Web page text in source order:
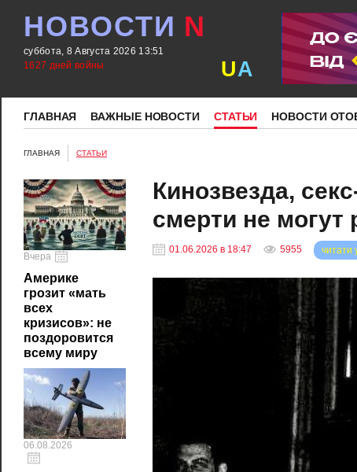
НОВОСТИ N
суббота, 8 Августа 2026 13:51
1627 дней войны
UA
ГЛАВНАЯ ВАЖНЫЕ НОВОСТИ СТАТЬИ НОВОСТИ
ГЛАВНАЯ СТАТЬИ
Вчера
Америке
грозит «мать
всех
кризисов»: не
поздоровится
всему миру
06.08.2026
Кинозвезда,
смерти не могут
01.06.2026 в 18:47 5955 читати